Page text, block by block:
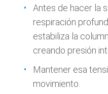
Antes de hacer la
respiración
estabiliza la
creando presión
Mantener esa
movimiento.